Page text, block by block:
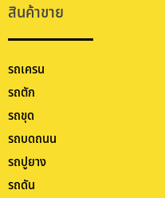
สินค้าขาย
รถเครน
รถตัก
รถขุด
รถบดถนน
รถปูยาง
รถดัน